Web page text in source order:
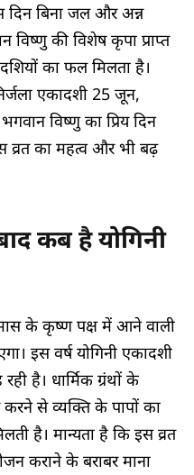
दिन बिना जल और अन्न
की विशेष कृपा प्राप्त
का फल मिलता है।
एकादशी 25 जून,
विष्णु का प्रिय दिन
व्रत का महत्व और भी बढ़
कब है योगिनी
के कृष्ण पक्ष में आने वाली
इस वर्ष योगिनी एकादशी
है। धार्मिक ग्रंथों के
करने से व्यक्ति के पापों का
है। मान्यता है कि इस व्रत
कराने के बराबर माना